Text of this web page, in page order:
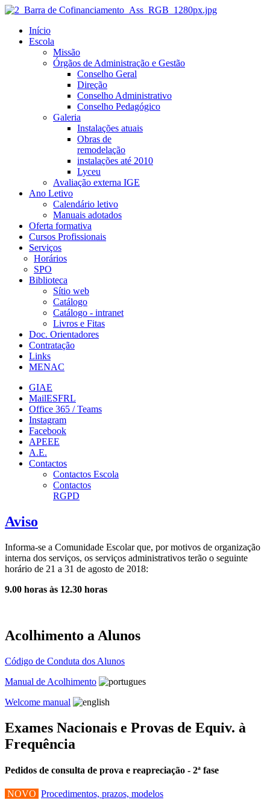
Início
Escola
Missão
Órgãos de Administração e Gestão
Conselho Geral
Direção
Conselho Administrativo
Conselho Pedagógico
Galeria
Instalações atuais
Obras de
remodelação
instalações até 2010
Lyceu
Avaliação externa IGE
Ano Letivo
Calendário letivo
Manuais adotados
Oferta formativa
Cursos Profissionais
Serviços
Horários
SPO
Biblioteca
Sítio web
Catálogo
Catálogo - intranet
Livros e Fitas
Doc. Orientadores
Contratação
Links
MENAC
GIAE
MailESFRL
Office 365 / Teams
Instagram
Facebook
APEEE
A.E.
Contactos
Contactos Escola
Contactos
RGPD
Aviso
Informa-se a Comunidade Escolar que, por motivos de organização
interna dos serviços, os serviços administrativos terão o seguinte
horário de 21 a 31 de agosto de 2018:
9.00 horas às 12.30 horas
Acolhimento a Alunos
Código de Conduta dos Alunos
Manual de Acolhimento
Welcome manual
Exames Nacionais e Provas de Equiv. à
Frequência
Pedidos de consulta de prova e reapreciação - 2ª fase
NOVO Procedimentos, prazos, modelos